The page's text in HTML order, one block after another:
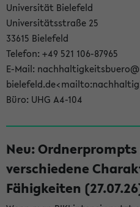
Universität Bielefeld
Universitätsstraße 25
33615 Bielefeld
Telefon: +49 521 106-87965
E-Mail:
Büro: UHG A4-104
Neu: Ordnerprompts
verschiedene
Fähigkeiten